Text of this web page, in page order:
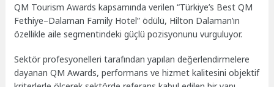
QM Tourism Awards kapsamında verilen “Türkiye’s Best QM
Fethiye–Dalaman Family Hotel” ödülü, Hilton Dalaman’ın
özellikle aile segmentindeki güçlü pozisyonunu vurguluyor.
Sektör profesyonelleri tarafından yapılan değerlendirmelere
dayanan QM Awards, performans ve hizmet kalitesini objektif